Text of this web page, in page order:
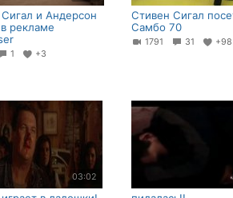
и Андерсон
рекламе
1 +3
Стивен Сигал
Самбо 70
1791 31 +98
03:02